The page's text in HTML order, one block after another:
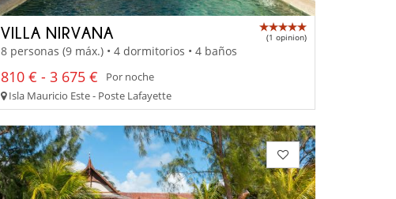
VILLA NIRVANA (1 opinion)
8 personas (9 máx.) • 4 dormitorios • 4 baños
810 € - 3 675 €
Por noche
Isla Mauricio Este - Poste Lafayette